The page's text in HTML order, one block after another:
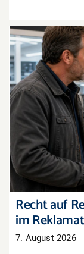
Recht auf
Recht auf
im
7. August 2026